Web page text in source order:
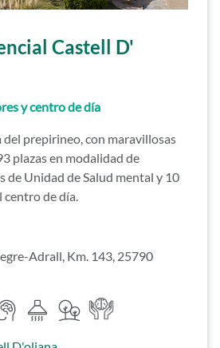
Castell D'
y centro de día
del prepirineo, con maravillosas
plazas en modalidad de
de Unidad de Salud mental y 10
centro de día.
Adrall, Km. 143, 25790
de fisioterapia
Cocina propia
Zonas ajardinadas
Unidad de Salud mental